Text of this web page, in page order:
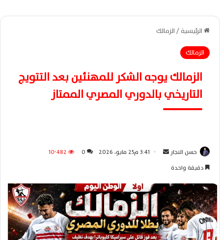
الرئيسية/الزمالك
الزمالك
الزمالك يوجه الشكر للمهنئين بعد التتويج
التاريخي بالدوري المصري الممتاز
حسن النجار
ل
ر
ي
د
3:41 م25 مايو، 2026 0
10٬482
دقيقة واحدة